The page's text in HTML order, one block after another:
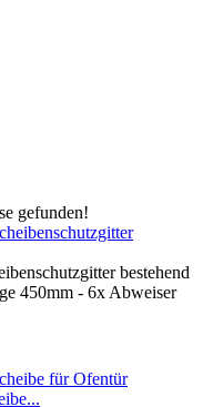
gefunden!
bestehend
450mm - 6x Abweiser